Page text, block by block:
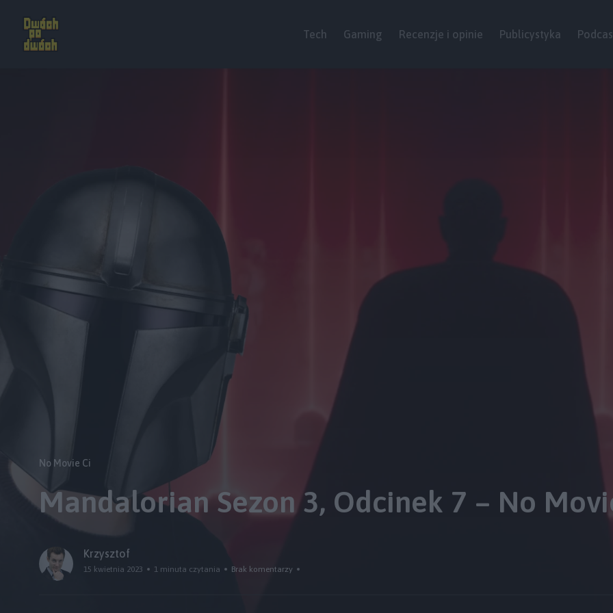
Tech Gaming Recenzje i opinie Publicystyka
No Movie Ci
Mandalorian Sezon 3, Odcinek 7 – No
Krzysztof
15 kwietnia 2023 1 minuta czytania Brak komentarzy